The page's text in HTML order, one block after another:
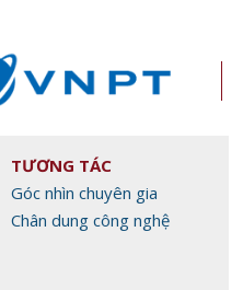
TƯƠNG TÁC
Góc nhìn chuyên gia
Chân dung công nghệ